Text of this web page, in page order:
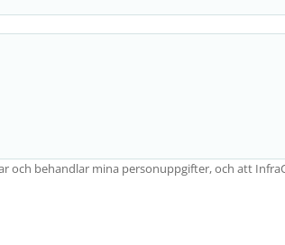
och behandlar mina personuppgifter, och att